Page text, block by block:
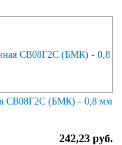
СВ08Г2С (БМК) - 0,8 мм
242,23 руб.